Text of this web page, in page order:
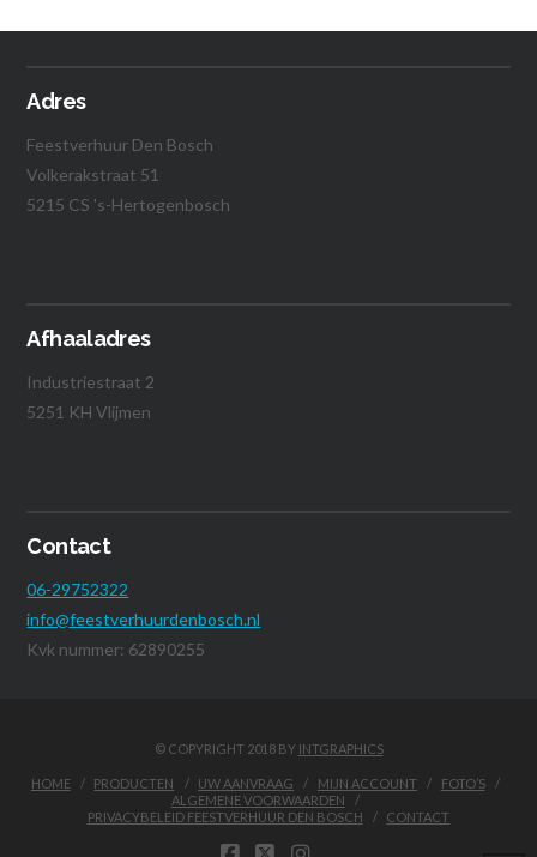
Adres
Feestverhuur Den Bosch
Volkerakstraat 51
5215 CS 's-Hertogenbosch
Afhaaladres
Industriestraat 2
5251 KH Vlijmen
Contact
06-29752322
info@feestverhuurdenbosch.nl
Kvk nummer: 62890255
© COPYRIGHT 2018 BY INTGRAPHICS
HOME PRODUCTEN UW AANVRAAG MIJN ACCOUNT
FOTO’S
ALGEMENE VOORWAARDEN
PRIVACYBELEID FEESTVERHUUR DEN BOSCH
CONTACT